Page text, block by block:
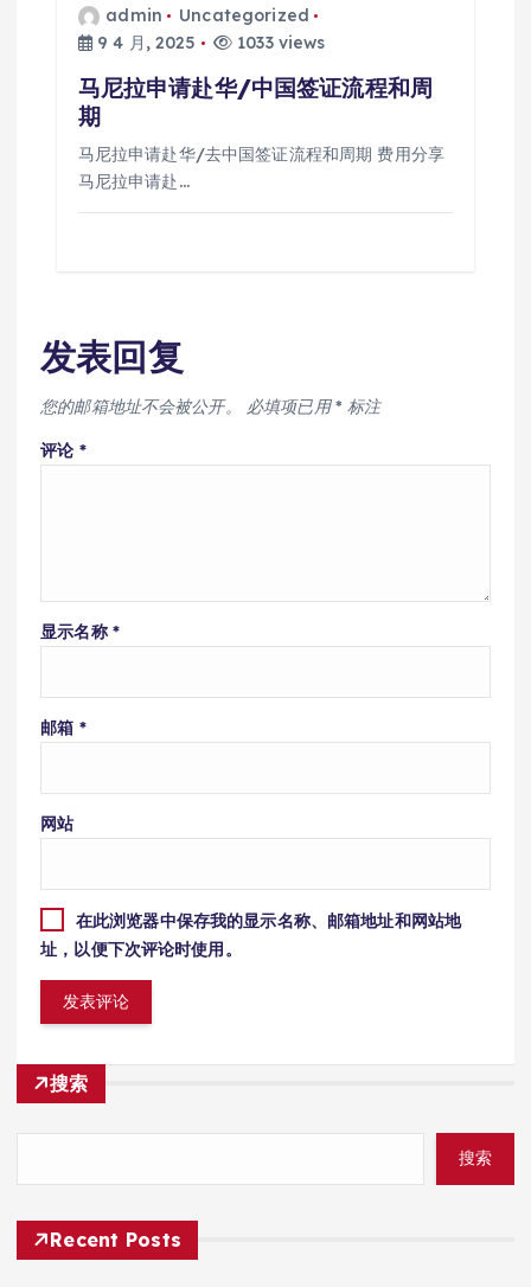
admin
Uncategorized
9 4 月, 2025
1033 views
马尼拉申请赴华/中国签证流程和周
期
马尼拉申请赴华/去中国签证流程和周期 费用分享
马尼拉申请赴…
发表回复
您的邮箱地址不会被公开。 必填项已用* 标注
评论 *
显示名称 *
邮箱 *
网站
在此浏览器中保存我的显示名称、邮箱地址和网站地
址，以便下次评论时使用。
搜索
搜索
Recent Posts